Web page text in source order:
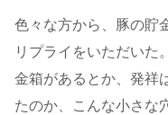
色々な方から、豚の貯
リプライをいただいた
金箱があるとか、発祥
たのか、こんな小さな